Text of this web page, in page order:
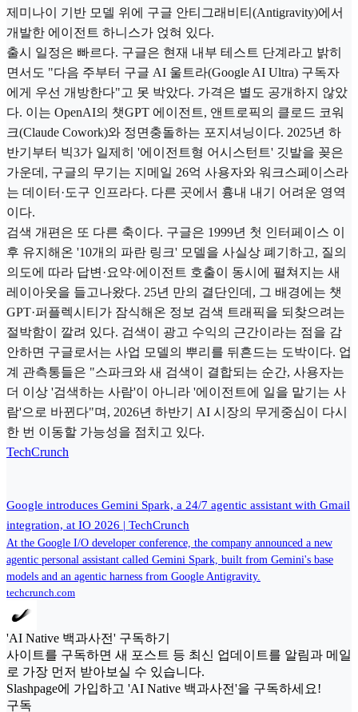
제미나이 기반 모델 위에 구글 안티그래비티(Antigravity)에서
개발한 에이전트 하니스가 얹혀 있다.
출시 일정은 빠르다. 구글은 현재 내부 테스트 단계라고 밝히
면서도 "다음 주부터 구글 AI 울트라(Google AI Ultra) 구독자
에게 우선 개방한다"고 못 박았다. 가격은 별도 공개하지 않았
다. 이는 OpenAI의 챗GPT 에이전트, 앤트로픽의 클로드 코워
크(Claude Cowork)와 정면충돌하는 포지셔닝이다. 2025년 하
반기부터 빅3가 일제히 '에이전트형 어시스턴트' 깃발을 꽂은
가운데, 구글의 무기는 지메일 26억 사용자와 워크스페이스라
는 데이터·도구 인프라다. 다른 곳에서 흉내 내기 어려운 영역
이다.
검색 개편은 또 다른 축이다. 구글은 1999년 첫 인터페이스 이
후 유지해온 '10개의 파란 링크' 모델을 사실상 폐기하고, 질의
의도에 따라 답변·요약·에이전트 호출이 동시에 펼쳐지는 새
레이아웃을 들고나왔다. 25년 만의 결단인데, 그 배경에는 챗
GPT·퍼플렉시티가 잠식해온 정보 검색 트래픽을 되찾으려는
절박함이 깔려 있다. 검색이 광고 수익의 근간이라는 점을 감
안하면 구글로서는 사업 모델의 뿌리를 뒤흔드는 도박이다. 업
계 관측통들은 "스파크와 새 검색이 결합되는 순간, 사용자는
더 이상 '검색하는 사람'이 아니라 '에이전트에 일을 맡기는 사
람'으로 바뀐다"며, 2026년 하반기 AI 시장의 무게중심이 다시
한 번 이동할 가능성을 점치고 있다.
TechCrunch
Google introduces Gemini Spark, a 24/7 agentic assistant with Gmail
integration, at IO 2026 | TechCrunch
At the Google I/O developer conference, the company announced a new
agentic personal assistant called Gemini Spark, built from Gemini's base
models and an agentic harness from Google Antigravity.
techcrunch.com
'AI Native 백과사전' 구독하기
사이트를 구독하면 새 포스트 등 최신 업데이트를 알림과 메일
로 가장 먼저 받아보실 수 있습니다.
Slashpage에 가입하고 'AI Native 백과사전'을 구독하세요!
구독